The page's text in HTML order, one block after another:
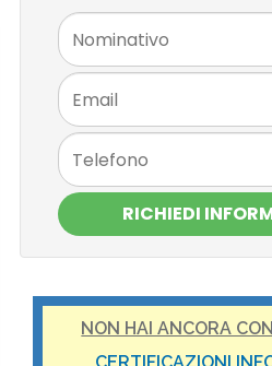
RICHIEDI
NON HAI ANCORA